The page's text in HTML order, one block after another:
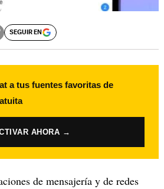
SEGUIR EN
a tus fuentes favoritas de
AHORA →
de mensajería y de redes